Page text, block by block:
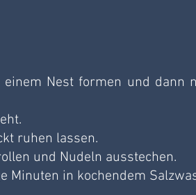
Nest formen und dann
ruhen lassen.
und Nudeln ausstechen.
Minuten in kochendem